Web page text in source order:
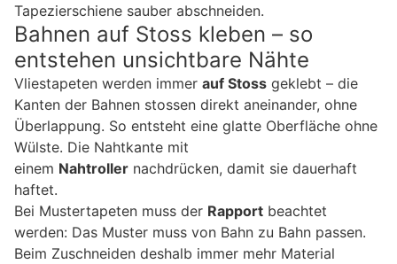
Tapezierschiene sauber abschneiden.
Bahnen auf Stoss kleben – so
entstehen unsichtbare Nähte
Vliestapeten werden immer auf Stoss geklebt – die
Kanten der Bahnen stossen direkt aneinander, ohne
Überlappung. So entsteht eine glatte Oberfläche ohne
Wülste. Die Nahtkante mit
einem Nahtroller nachdrücken, damit sie dauerhaft
haftet.
Bei Mustertapeten muss der Rapport beachtet
werden: Das Muster muss von Bahn zu Bahn passen.
Beim Zuschneiden deshalb immer mehr Material